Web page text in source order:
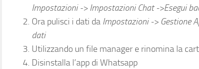
Impostazioni -> Impostazioni Chat ->Esegui
Ora pulisci i dati da Impostazioni -> Gestione
dati
Utilizzando un file manager e rinomina la
Disinstalla l’app di Whatsapp